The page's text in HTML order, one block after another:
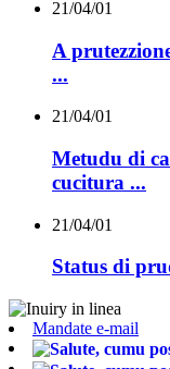
21/04/01
A
...
21/04/01
Metudu di
cucitura ...
21/04/01
Status di
Mandate e-mail